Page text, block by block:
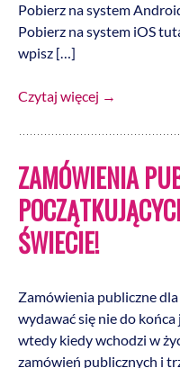
Pobierz na system
Pobierz na system iOS
wpisz […]
Czytaj więcej →
ZAMÓWIENIA
ŚWIECIE!
Zamówienia publiczne
wydawać się nie do końca
wtedy kiedy wchodzi w
zamówień publicznych i